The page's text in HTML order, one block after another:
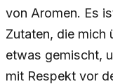
von Aromen. Es
Zutaten, die mich
etwas gemischt,
mit Respekt vor